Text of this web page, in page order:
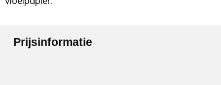
Prijsinformatie